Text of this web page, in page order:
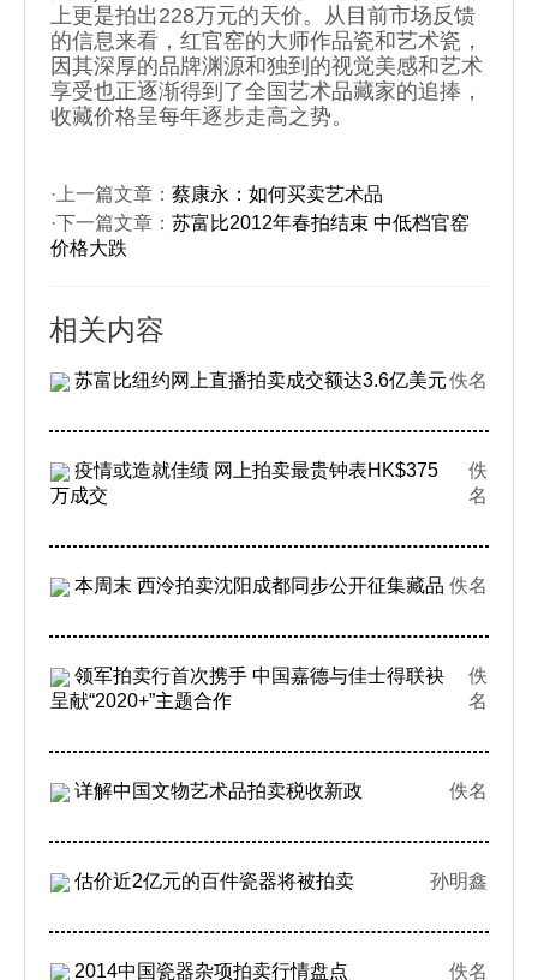
上更是拍出228万元的天价。从目前市场反馈
的信息来看，红官窑的大师作品瓷和艺术瓷，
因其深厚的品牌渊源和独到的视觉美感和艺术
享受也正逐渐得到了全国艺术品藏家的追捧，
收藏价格呈每年逐步走高之势。
·上一篇文章： 蔡康永：如何买卖艺术品
·下一篇文章： 苏富比2012年春拍结束 中低档官窑
价格大跌
相关内容
苏富比纽约网上直播拍卖成交额达3.6亿美元佚名
疫情或造就佳绩 网上拍卖最贵钟表HK$375
万成交
佚
名
本周末 西泠拍卖沈阳成都同步公开征集藏品 佚名
领军拍卖行首次携手 中国嘉德与佳士得联袂
呈献“2020+”主题合作
佚
名
详解中国文物艺术品拍卖税收新政 佚名
估价近2亿元的百件瓷器将被拍卖 孙明鑫
2014中国瓷器杂项拍卖行情盘点 佚名